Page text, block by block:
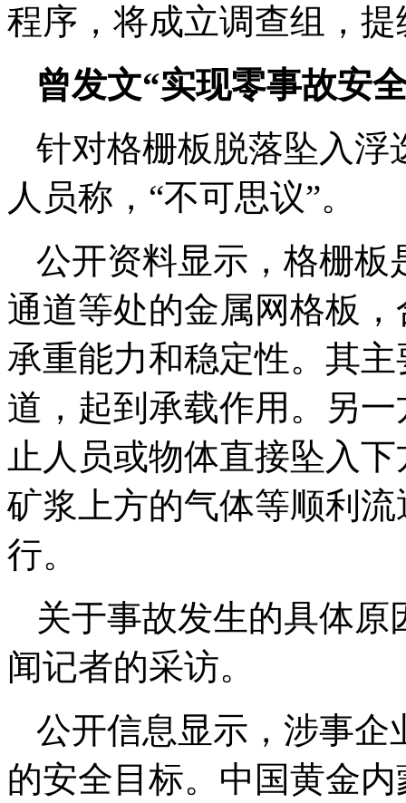
程序，将成立调查组，
曾发文“实现零事故安
针对格栅板脱落坠入浮
人员称，“不可思议”。
公开资料显示，格栅板
通道等处的金属网格板
承重能力和稳定性。其
道，起到承载作用。另
止人员或物体直接坠入
矿浆上方的气体等顺利
行。
关于事故发生的具体
闻记者的采访。
公开信息显示，涉事企
的安全目标。中国黄金